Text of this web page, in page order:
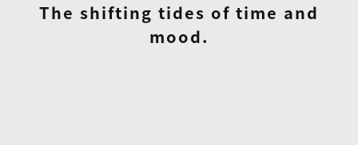
The shifting tides of time and
mood.